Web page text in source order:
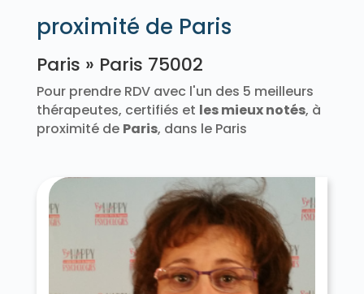
proximité de Paris
Paris » Paris 75002
Pour prendre RDV avec l'un des 5 meilleurs
thérapeutes, certifiés et les mieux notés, à
proximité de Paris, dans le Paris